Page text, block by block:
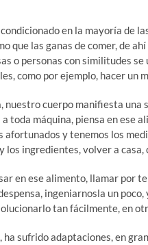
en la mayoría de
que las ganas de comer, de
o personas con similitudes
como por ejemplo, hacer un
nuestro cuerpo manifiesta
toda máquina, piensa en ese
afortunados y tenemos los
los ingredientes, volver a casa,
en ese alimento, llamar por
ingeniarnosla un
tan fácilmente, en
ha sufrido adaptaciones, en